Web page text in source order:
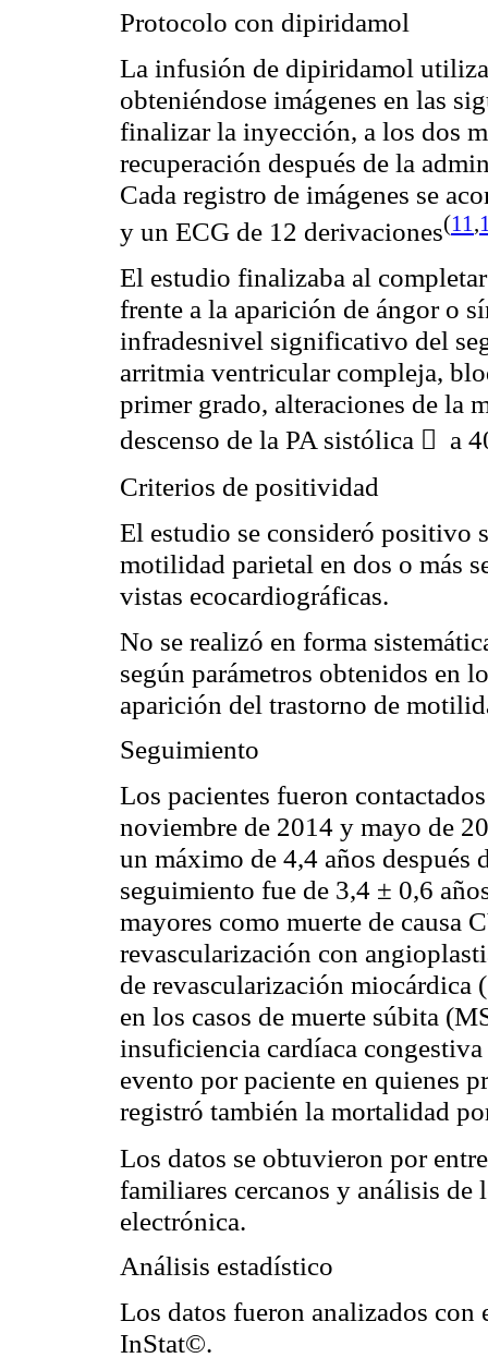
Protocolo con dipiridamol
La infusión de dipiridamol
obteniéndose imágenes en las
finalizar la inyección, a los dos
recuperación después de la
Cada registro de imágenes se
y un ECG de 12 derivaciones(11 ,
El estudio finalizaba al
frente a la aparición de ángor o
infradesnivel significativo del
arritmia ventricular compleja,
primer grado, alteraciones de la
descenso de la PA sistólica  a
Criterios de positividad
El estudio se consideró positivo
motilidad parietal en dos o más
vistas ecocardiográficas.
No se realizó en forma
según parámetros obtenidos en
aparición del trastorno de
Seguimiento
Los pacientes fueron
noviembre de 2014 y mayo de
un máximo de 4,4 años después
seguimiento fue de 3,4 ± 0,6
mayores como muerte de causa
revascularización con
de revascularización miocárdica
en los casos de muerte súbita
insuficiencia cardíaca
evento por paciente en quienes
registró también la mor­talidad
Los datos se obtuvieron por
familiares cercanos y análisis
electrónica.
Análisis estadístico
Los datos fueron analizados con
InStat©.